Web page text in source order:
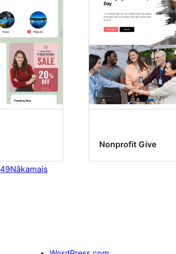
Nonprofit Give
49Nākamais